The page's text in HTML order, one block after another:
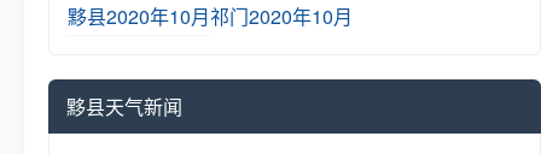
黟县2020年10月祁门2020年10月
黟县天气新闻